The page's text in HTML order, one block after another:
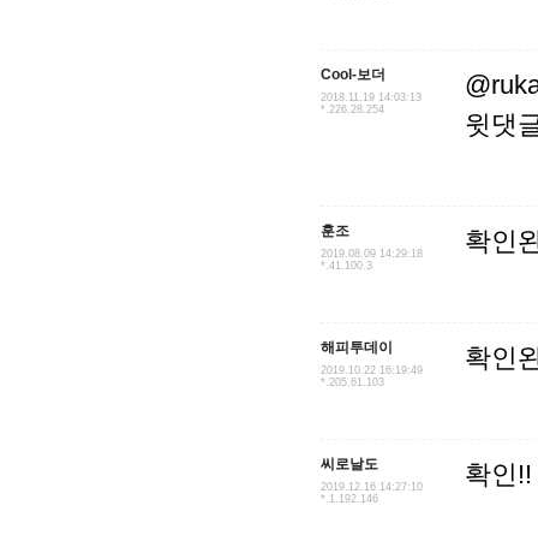
Cool-보더
2018.11.19 14:03:13
*.226.28.254
윗댓
훈조
2019.08.09 14:29:18
*.41.100.3
확인
해피투데이
2019.10.22 16:19:49
*.205.61.103
확인
씨로날도
2019.12.16 14:27:10
*.1.192.146
확인!!